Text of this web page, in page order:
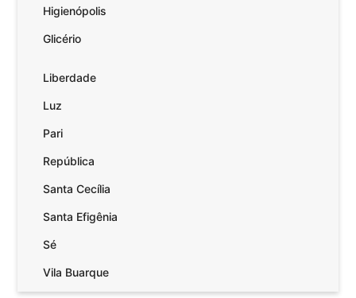
Higienópolis
Glicério
Liberdade
Luz
Pari
República
Santa Cecília
Santa Efigênia
Sé
Vila Buarque